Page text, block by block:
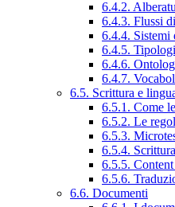
6.4.2.
6.4.3. Flussi
6.4.4. Sistemi
6.4.5.
6.4.6.
6.4.7.
6.5. Scrittura e
6.5.1. Come
6.5.2. Le
6.5.3.
6.5.4.
6.5.5.
6.5.6.
6.6. Documenti